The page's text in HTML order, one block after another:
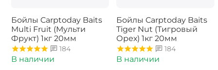
Бойлы Carptoday Baits
Multi Fruit (Мульти
Фрукт) 1кг 20мм
184
В наличии
Бойлы Carptoday Baits
Tiger Nut (Тигровый
Орех) 1кг 20мм
184
В наличии